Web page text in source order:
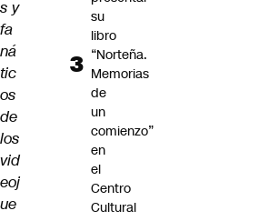
s y
fa
ná
tic
os
de
los
vid
eoj
ue
su
libro
“Norteña.
Memorias
de
un
comienzo”
en
el
Centro
Cultural